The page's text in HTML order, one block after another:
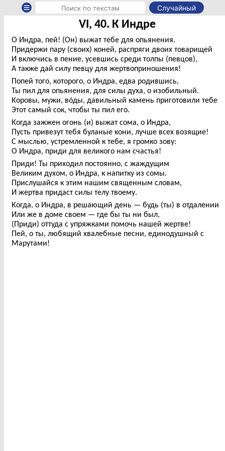
Случайный
VI, 40. К Индре
О Индра, пей! (Он) выжат тебе для опьянения.
Придержи пару (своих) коней, распряги двоих товарищей
И включись в пение, усевшись среди толпы (певцов),
А также дай силу певцу для жертвоприношения!
Попей того, которого, о Индра, едва родившись,
Ты пил для опьянения, для силы духа, о изобильный.
Коровы, мужи, вóды, давильный камень приготовили тебе
Этот самый сок, чтобы ты пил его.
Когда зажжен огонь (и) выжат сома, о Индра,
Пусть привезут тебя буланые кони, лучше всех возящие!
С мыслью, устремленной к тебе, я громко зову:
О Индра, приди для великого нам счастья!
Приди! Ты приходил постоянно, с жаждущим
Великим духом, о Индра, к напитку из сомы.
Прислушайся к этим нашим священным словам,
И жертва придаст силы телу твоему.
Когда, о Индра, в решающий день — будь (ты) в отдалении
Или же в доме своем — где бы ты ни был,
(Приди) оттуда с упряжками помочь нашей жертве!
Пей, о ты, любящий хвалебные песни, единодушный с
Марутами!